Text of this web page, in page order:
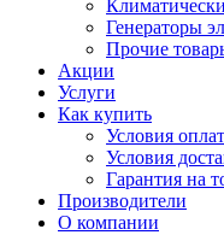
Генераторы
Прочие
Акции
Услуги
Как купить
Условия
Условия
Гарантия на
Производители
О компании